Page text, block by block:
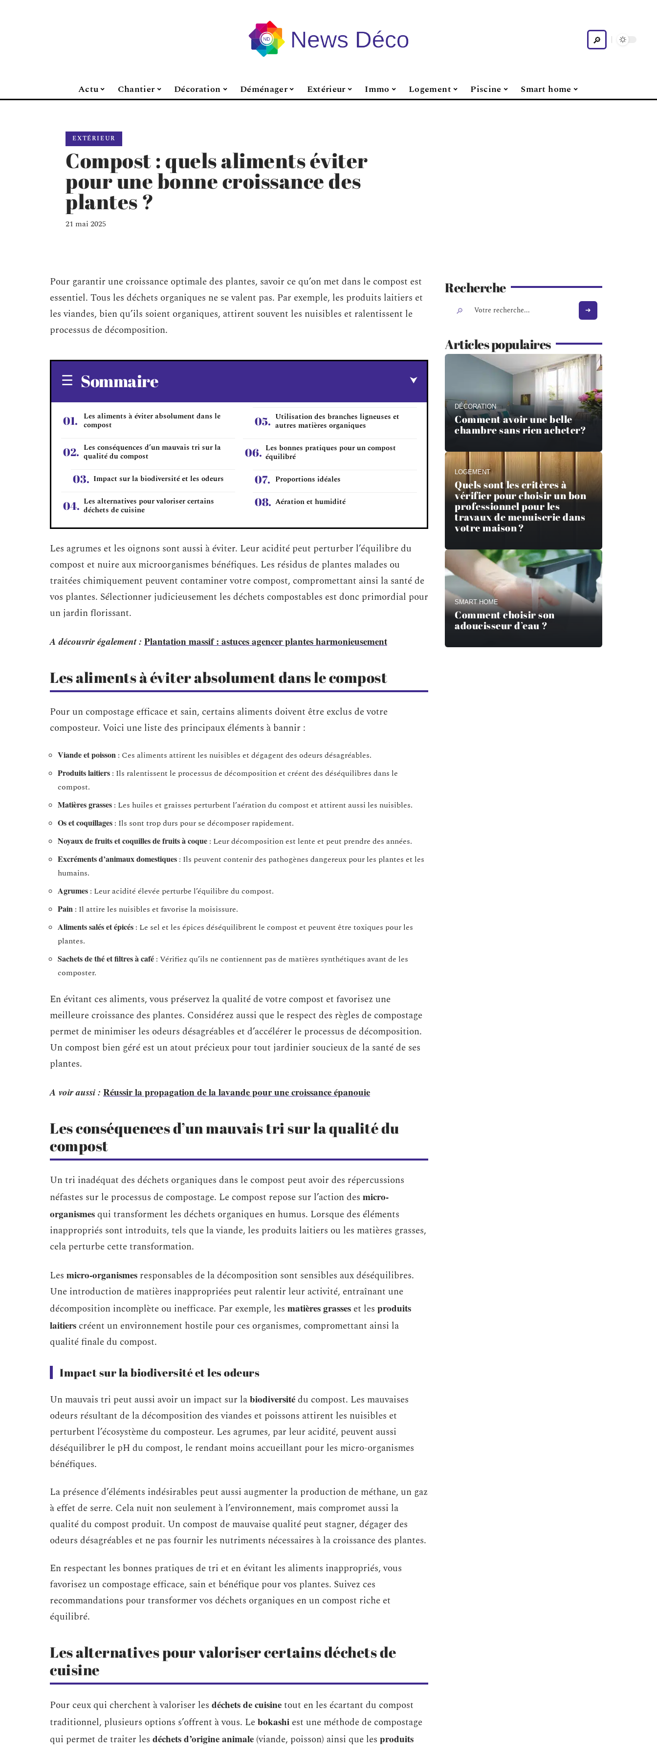
Actu Chantier Décoration Déménager Extérieur Immo Logement Piscine Smart home
EXTÉRIEUR
Compost : quels aliments éviter
pour une bonne croissance des
plantes ?
21 mai 2025
Pour garantir une croissance optimale des plantes, savoir ce qu’on met dans le compost est
essentiel. Tous les déchets organiques ne se valent pas. Par exemple, les produits laitiers et
les viandes, bien qu’ils soient organiques, attirent souvent les nuisibles et ralentissent le
processus de décomposition.
Sommaire
Les aliments à éviter absolument dans le
compost
Les conséquences d’un mauvais tri sur la
qualité du compost
Impact sur la biodiversité et les odeurs
Les alternatives pour valoriser certains
déchets de cuisine
Utilisation des branches ligneuses et
autres matières organiques
Les bonnes pratiques pour un compost
équilibré
Proportions idéales
Aération et humidité
Les agrumes et les oignons sont aussi à éviter. Leur acidité peut perturber l’équilibre du
compost et nuire aux microorganismes bénéfiques. Les résidus de plantes malades ou
traitées chimiquement peuvent contaminer votre compost, compromettant ainsi la santé de
vos plantes. Sélectionner judicieusement les déchets compostables est donc primordial pour
un jardin florissant.
A découvrir également : Plantation massif : astuces agencer plantes harmonieusement
Les aliments à éviter absolument dans le compost
Pour un compostage efficace et sain, certains aliments doivent être exclus de votre
composteur. Voici une liste des principaux éléments à bannir :
Viande et poisson : Ces aliments attirent les nuisibles et dégagent des odeurs désagréables.
Produits laitiers : Ils ralentissent le processus de décomposition et créent des déséquilibres dans le
compost.
Matières grasses : Les huiles et graisses perturbent l’aération du compost et attirent aussi les nuisibles.
Os et coquillages : Ils sont trop durs pour se décomposer rapidement.
Noyaux de fruits et coquilles de fruits à coque : Leur décomposition est lente et peut prendre des années.
Excréments d’animaux domestiques : Ils peuvent contenir des pathogènes dangereux pour les plantes et les
humains.
Agrumes : Leur acidité élevée perturbe l’équilibre du compost.
Pain : Il attire les nuisibles et favorise la moisissure.
Aliments salés et épicés : Le sel et les épices déséquilibrent le compost et peuvent être toxiques pour les
plantes.
Sachets de thé et filtres à café : Vérifiez qu’ils ne contiennent pas de matières synthétiques avant de les
composter.
En évitant ces aliments, vous préservez la qualité de votre compost et favorisez une
meilleure croissance des plantes. Considérez aussi que le respect des règles de compostage
permet de minimiser les odeurs désagréables et d’accélérer le processus de décomposition.
Un compost bien géré est un atout précieux pour tout jardinier soucieux de la santé de ses
plantes.
A voir aussi : Réussir la propagation de la lavande pour une croissance épanouie
Les conséquences d’un mauvais tri sur la qualité du
compost
Un tri inadéquat des déchets organiques dans le compost peut avoir des répercussions
néfastes sur le processus de compostage. Le compost repose sur l’action des micro-
organismes qui transforment les déchets organiques en humus. Lorsque des éléments
inappropriés sont introduits, tels que la viande, les produits laitiers ou les matières grasses,
cela perturbe cette transformation.
Les micro-organismes responsables de la décomposition sont sensibles aux déséquilibres.
Une introduction de matières inappropriées peut ralentir leur activité, entraînant une
décomposition incomplète ou inefficace. Par exemple, les matières grasses et les produits
laitiers créent un environnement hostile pour ces organismes, compromettant ainsi la
qualité finale du compost.
Impact sur la biodiversité et les odeurs
Un mauvais tri peut aussi avoir un impact sur labiodiversitédu compost. Les mauvaises
odeurs résultant de la décomposition des viandes et poissons attirent les nuisibles et
perturbent l’écosystème du composteur. Les agrumes, par leur acidité, peuvent aussi
déséquilibrer le pH du compost, le rendant moins accueillant pour les micro-organismes
bénéfiques.
La présence d’éléments indésirables peut aussi augmenter la production de méthane, un gaz
à effet de serre. Cela nuit non seulement à l’environnement, mais compromet aussi la
qualité du compost produit. Un compost de mauvaise qualité peut stagner, dégager des
odeurs désagréables et ne pas fournir les nutriments nécessaires à la croissance des plantes.
En respectant les bonnes pratiques de tri et en évitant les aliments inappropriés, vous
favorisez un compostage efficace, sain et bénéfique pour vos plantes. Suivez ces
recommandations pour transformer vos déchets organiques en un compost riche et
équilibré.
Les alternatives pour valoriser certains déchets de
cuisine
Pour ceux qui cherchent à valoriser les déchets de cuisinetout en les écartant du compost
traditionnel, plusieurs options s’offrent à vous. Lebokashi est une méthode de compostage
qui permet de traiter les déchets d’origine animale (viande, poisson) ainsi que les produits
Recherche
Articles populaires
DÉCORATION
Comment avoir une belle
chambre sans rien acheter?
LOGEMENT
Quels sont les critères à
vérifier pour choisir un bon
professionnel pour les
travaux de menuiserie dans
votre maison ?
SMART HOME
Comment choisir son
adoucisseur d’eau ?